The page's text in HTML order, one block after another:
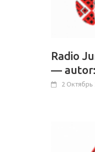
Radio
— autor:
2 Октябрь